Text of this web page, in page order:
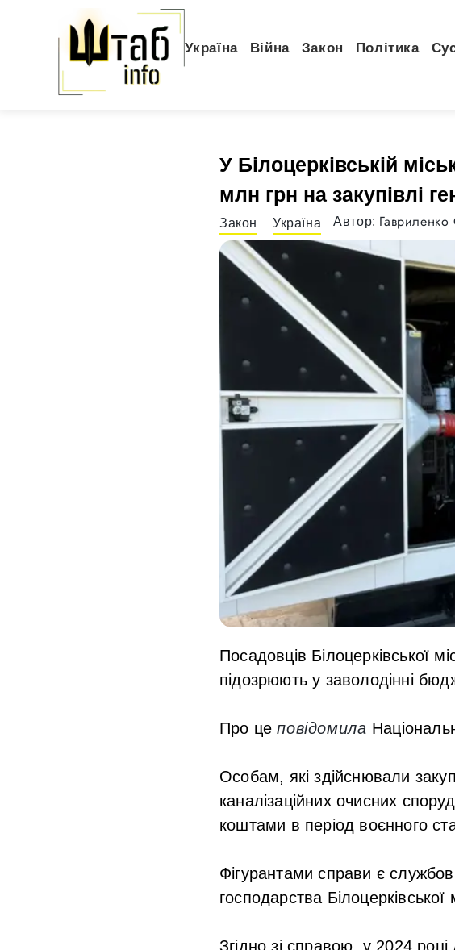
Україна Війна Закон Політика
У Білоцерківській
млн грн на закупівлі
Закон Україна Автор:
Посадовців Білоцерківської
підозрюють у заволодінні
Про цеповідомила
Особам, які здійснювали
каналізаційних очисних
коштами в період воєнного
Фігурантами справи є
господарства
Згідно зі справою, у 2024